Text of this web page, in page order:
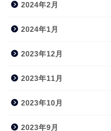
2024年2月
2024年1月
2023年12月
2023年11月
2023年10月
2023年9月